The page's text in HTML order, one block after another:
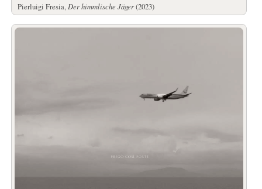
Pierluigi Fresia, Der himmlische Jäger(2023)